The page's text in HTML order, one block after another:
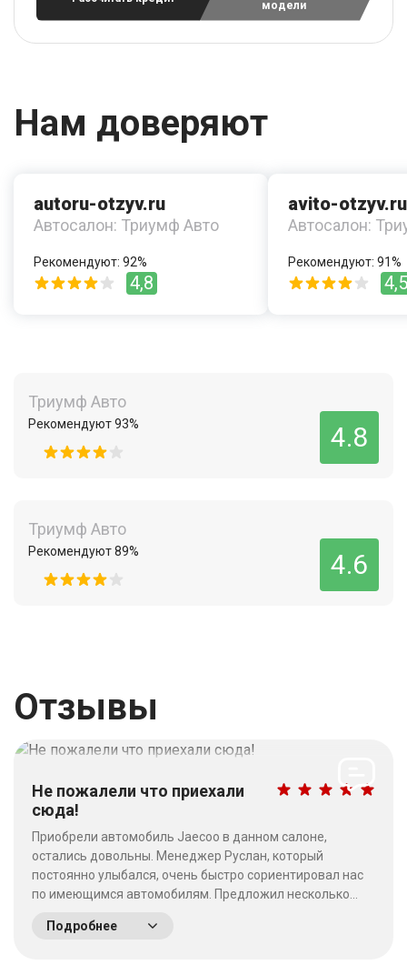
модели
Нам доверяют
autoru-otzyv.ru
Автосалон: Триумф Авто
Рекомендуют: 92%
4,8
avito-otzyv.ru
Автосалон:
Рекомендуют: 91%
4,5
Триумф Авто
Рекомендуют 93% 4.8
Триумф Авто
Рекомендуют 89% 4.6
Отзывы
Не пожалели что приехали
сюда!
Приобрели автомобиль Jaecoo в данном салоне,
остались довольны. Менеджер Руслан, который
постоянно улыбался, очень быстро сориентировал нас
по имеющимся автомобилям. Предложил несколько
пожалели что приехали сюда! Качество работы на
Подробнее